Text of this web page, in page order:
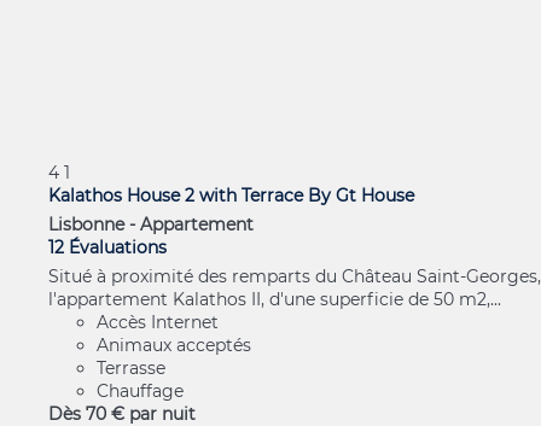
4 1
Kalathos House 2 with Terrace By Gt House
Lisbonne - Appartement
12 Évaluations
Situé à proximité des remparts du Château Saint-Georges,
l'appartement Kalathos II, d'une superficie de 50 m2,...
Accès Internet
Animaux acceptés
Terrasse
Chauffage
Dès 70 € par nuit